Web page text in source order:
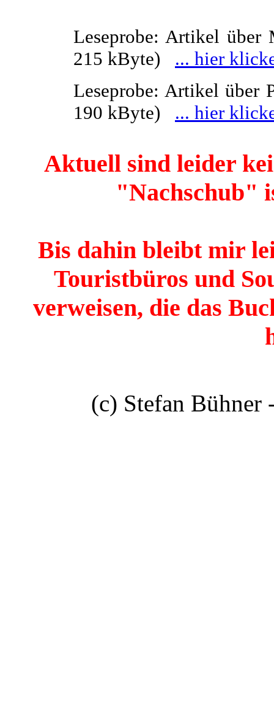
Leseprobe: Artikel über
215 kByte) ... hier
Leseprobe: Artikel über
190 kByte) ... hier
Aktuell sind leider
"Nachschub"
Bis dahin bleibt mir
Touristbüros und
verweisen, die das
(c) Stefan Bühner